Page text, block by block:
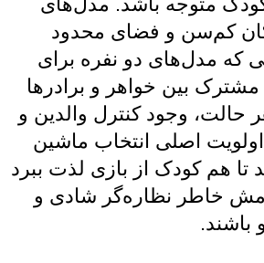
کم‌سن و فضای محدود
که مدل‌های دو نفره برای
بین خواهر و برادرها
حالت، وجود کنترل والدین و
اولویت اصلی انتخاب ماشین
هم کودک از بازی لذت ببرد
خاطر نظاره‌گر شادی و
باشند.